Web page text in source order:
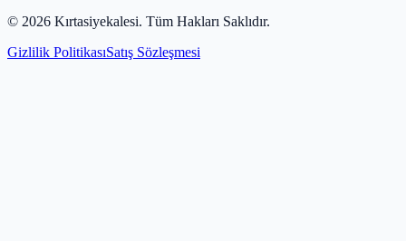
© 2026 Kırtasiyekalesi. Tüm Hakları Saklıdır.
Gizlilik PolitikasıSatış Sözleşmesi